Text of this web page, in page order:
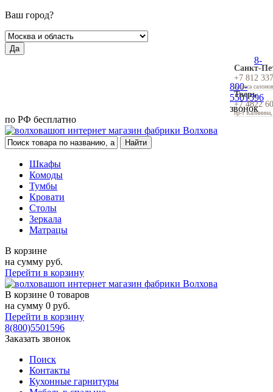
Ваш город?
Да
Санкт-
+7 812
Адреса
Тверь
+7 4822
пр-т
8-
800-
5501596
звонок
по РФ бесплатно
Шкафы
Комоды
Тумбы
Кровати
Столы
Зеркала
Матрацы
В корзине
на сумму руб.
Перейти в корзину
В корзине 0 товаров
на сумму 0 руб.
Перейти в корзину
8(800)5501596
Заказать звонок
Поиск
Контакты
Кухонные гарнитуры